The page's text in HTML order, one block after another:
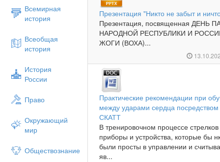
Всемирная
история
Всеобщая
история
История
России
Право
Окружающий
мир
Обществознание
Презентация "Никто не забыт и
Презентация, посвященная
НАРОДНОЙ РЕСПУБЛИКИ И
ЖОГИ (ВОХА)...
Практические рекомендации при
между ударами сердца посредством
СКАТТ
В тренировочном процессе
приборы и устройства, которые бы
были просты в управлении и
яв...